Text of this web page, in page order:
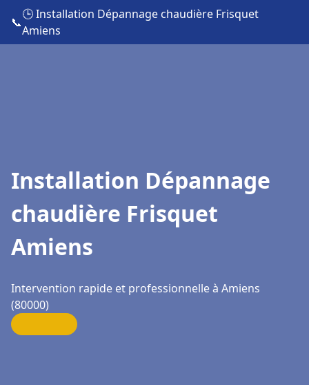
📞
🕒 Installation Dépannage chaudière Frisquet
Amiens
Installation Dépannage
chaudière Frisquet
Amiens
Intervention rapide et professionnelle à Amiens
(80000)